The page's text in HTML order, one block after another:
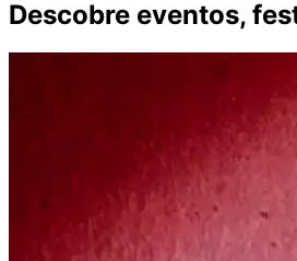
Descobre eventos,